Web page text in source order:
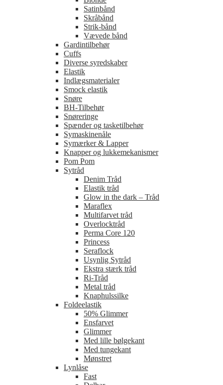
Satinbånd
Skråbånd
Strik-bånd
Vævede bånd
Gardintilbehør
Cuffs
Diverse syredskaber
Elastik
Indlægsmaterialer
Smock elastik
Snøre
BH-Tilbehør
Snøreringe
Spænder og tasketilbehør
Symaskinenåle
Symærker & Lapper
Knapper og lukkemekanismer
Pom Pom
Sytråd
Denim Tråd
Elastik tråd
Glow in the dark – Tråd
Maraflex
Multifarvet tråd
Overlocktråd
Perma Core 120
Princess
Seraflock
Usynlig Sytråd
Ekstra stærk tråd
Ri-Tråd
Metal tråd
Knaphulssilke
Foldeelastik
50% Glimmer
Ensfarvet
Glimmer
Med lille bølgekant
Med tungekant
Mønstret
Lynlåse
Fast